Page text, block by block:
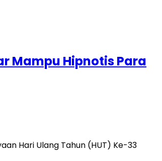
Mampu Hipnotis Para
Hari Ulang Tahun (HUT) Ke-33